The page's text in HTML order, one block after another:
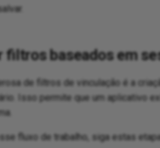
filtros baseados em
de filtros de vinculação é a
Isso permite que um aplicativo
fluxo de trabalho, siga estas